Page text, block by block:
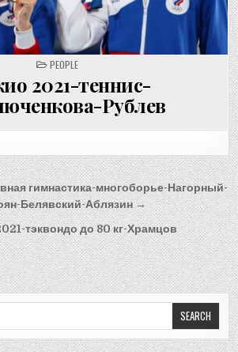
POSTED
IN
PEOPLE
2021-теннис-
Рублев
гимнастика-многоборье-Нагорный-
Белявский-Аблязин →
тэквондо до 80 кг-Храмцов